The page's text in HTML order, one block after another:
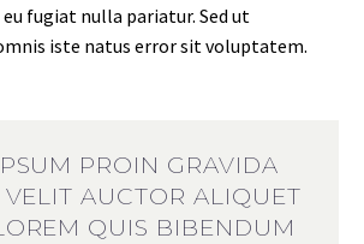
fugiat nulla pariatur. Sed ut
iste natus error sit voluptatem.
PROIN GRAVIDA
AUCTOR ALIQUET
QUIS BIBENDUM